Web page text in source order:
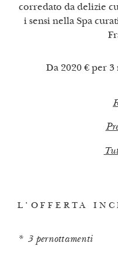
corredato da delizie
i sensi nella Spa
Da 2020 € per
L’OFFERTA
3 pernottamenti